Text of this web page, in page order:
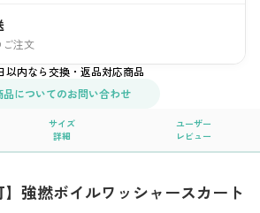
ご注文
以内なら交換・返品対応商品
品についてのお問い合わせ
サイズ
詳細
ユーザー
レビュー
】強撚ボイルワッシャースカート